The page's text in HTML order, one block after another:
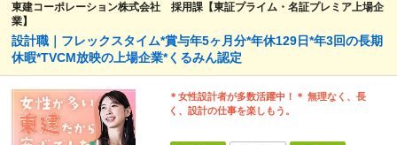
東建コーポレーション株式会社 採用課【東証プライム・名証プレミア上場企
業】
設計職｜フレックスタイム*賞与年5ヶ月分*年休129日*年3回の長期
休暇*TVCM放映の上場企業*くるみん認定
＊女性設計者が多数活躍中！＊ 無理なく、長
く、設計の仕事を楽しもう。